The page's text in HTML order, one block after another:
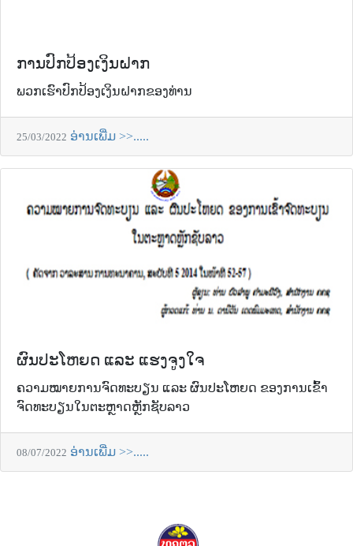
ການປົກປ້ອງເງິນຝາກ
ພວກເຮົາປົກປ້ອງເງິນຝາກຂອງທ່ານ
25/03/2022 ອ່ານເພີ່ມ >>.....
ຜົນປະໂຫຍດ ແລະ ແຮງຈູງໃຈ
ຄວາມໝາຍການຈົດທະບຽນ ແລະ ຜົນປະໂຫຍດ ຂອງການເຂົ້າ
ຈົດທະບຽນໃນຕະຫຼາດຫຼັກຊັບລາວ
08/07/2022 ອ່ານເພີ່ມ >>.....